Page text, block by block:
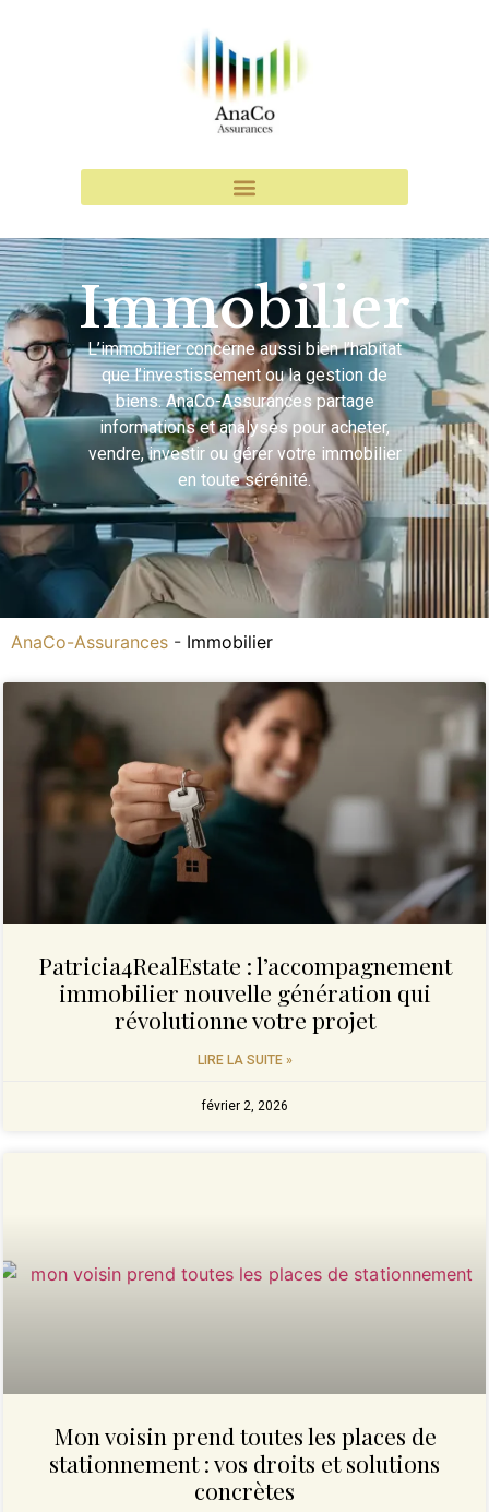
Immobilier
L’immobilier concerne aussi bien l’habitat
que l’investissement ou la gestion de
biens. AnaCo-Assurances partage
informations et analyses pour acheter,
vendre, investir ou gérer votre immobilier
en toute sérénité.
AnaCo-Assurances - Immobilier
Patricia4RealEstate : l’accompagnement
immobilier nouvelle génération qui
révolutionne votre projet
LIRE LA SUITE »
février 2, 2026
Mon voisin prend toutes les places de
stationnement : vos droits et solutions
concrètes